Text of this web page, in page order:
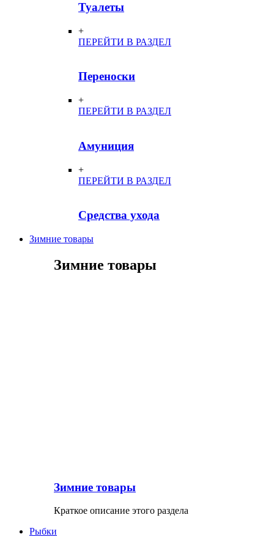
Туалеты
+
ПЕРЕЙТИ В РАЗДЕЛ
Переноски
+
ПЕРЕЙТИ В РАЗДЕЛ
Амуниция
+
ПЕРЕЙТИ В РАЗДЕЛ
Средства ухода
Зимние товары
Зимние товары
Зимние товары
Краткое описание этого раздела
Рыбки